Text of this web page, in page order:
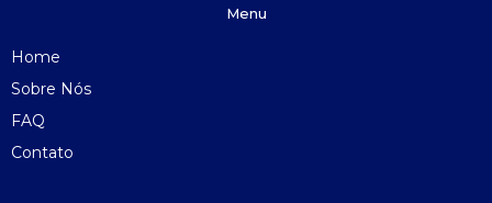
Menu
Home
Sobre Nós
FAQ
Contato